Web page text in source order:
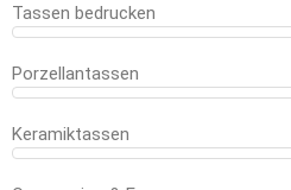
Tassen bedrucken
Porzellantassen
Keramiktassen